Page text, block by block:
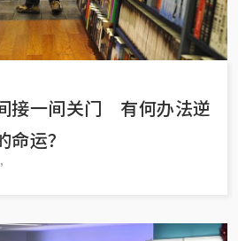
接一间关门 有何办法逆
运？